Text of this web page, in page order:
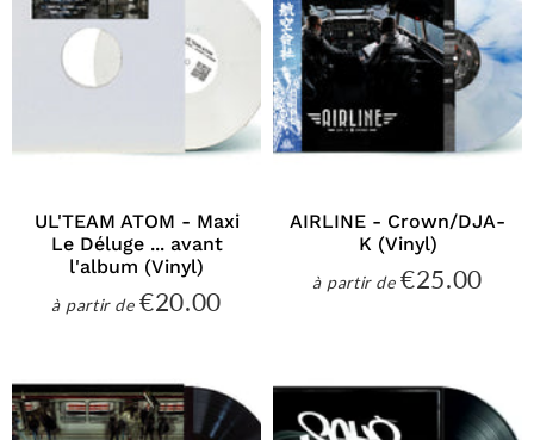
UL'TEAM ATOM - Maxi
Le Déluge ... avant
l'album (Vinyl)
à partir dePrix
€20.00
AIRLINE - Crown/DJA-
K (Vinyl)
à partir dePrix
€25.00